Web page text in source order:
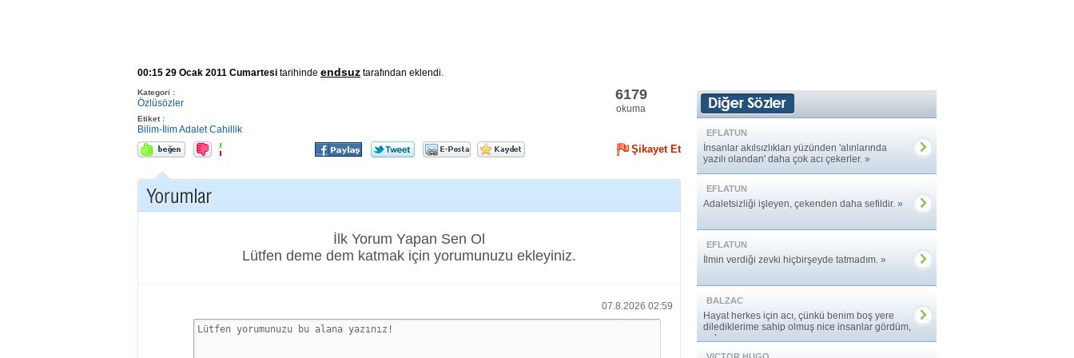
00:15 29 Ocak 2011 Cumartesi tarihinde endsuz tarafından eklendi.
Kategori :
Özlüsözler
Etiket :
Bilim-İlimAdalet Cahillik
6179
okuma
Şikayet Et
İlk Yorum Yapan Sen Ol
Lütfen deme dem katmak için yorumunuzu ekleyiniz.
07.8.2026 02:59
EFLATUN
İnsanlar akılsızlıkları yüzünden 'alınlarında
yazılı olandan' daha çok acı çekerler. »
EFLATUN
Adaletsizliği işleyen, çekenden daha sefildir. »
EFLATUN
İlmin verdiği zevki hiçbirşeyde tatmadım. »
BALZAC
Hayat herkes için acı, çünkü benim boş yere
dilediklerime sahip olmuş nice insanlar gördüm,
onlar ... »